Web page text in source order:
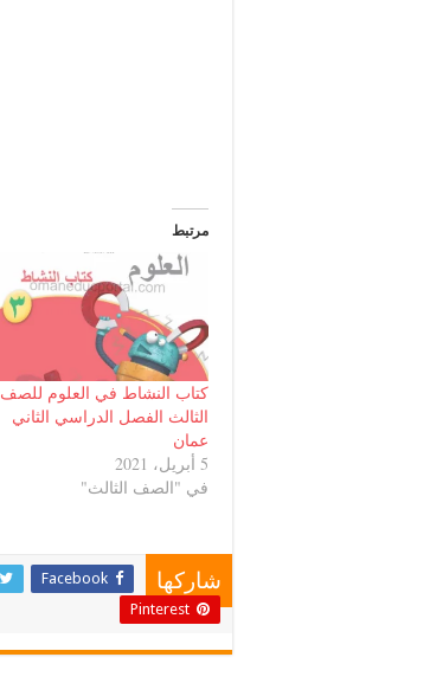
مرتبط
كتاب النشاط في العلوم للصف
الثالث الفصل الدراسي الثاني
عمان
5 أبريل، 2021
في "الصف الثالث"
شاركها Facebook
Pinterest